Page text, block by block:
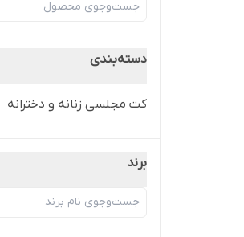
دسته‌بندی
کت مجلسی زنانه و دخترانه
برند